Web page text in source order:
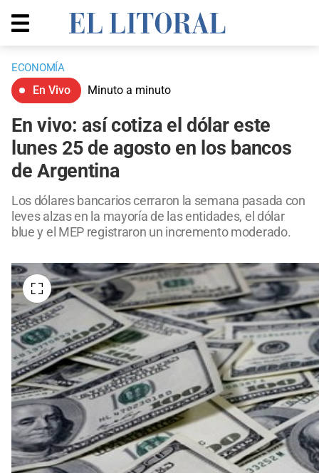
ECONOMÍA
En Vivo Minuto a minuto
En vivo: así cotiza el dólar este
lunes 25 de agosto en los bancos
de Argentina
Los dólares bancarios cerraron la semana pasada con
leves alzas en la mayoría de las entidades, el dólar
blue y el MEP registraron un incremento moderado.